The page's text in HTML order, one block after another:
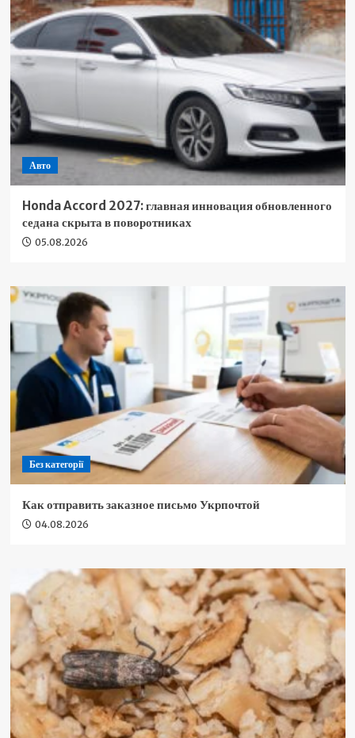
Авто
Honda Accord 2027: главная инновация обновленного
седана скрыта в поворотниках
05.08.2026
Без категорії
Как отправить заказное письмо Укрпочтой
04.08.2026